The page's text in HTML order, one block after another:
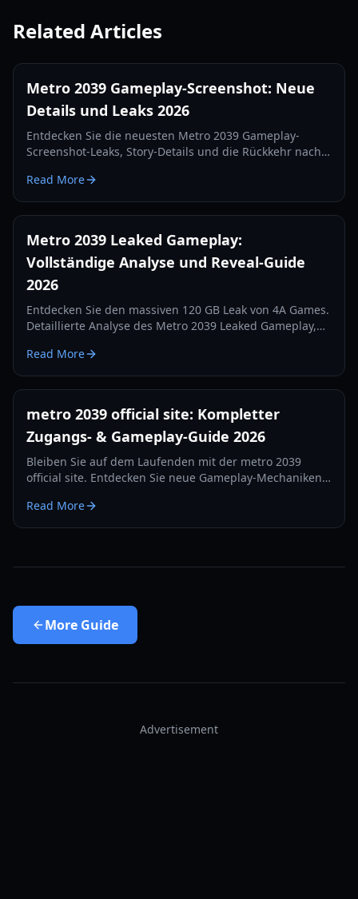
Related Articles
Metro 2039 Gameplay-Screenshot: Neue
Details und Leaks 2026
Entdecken Sie die neuesten Metro 2039 Gameplay-
Screenshot-Leaks, Story-Details und die Rückkehr nach
Games im Jahr 2026 wissen.
Read More
Metro 2039 Leaked Gameplay:
Vollständige Analyse und Reveal-Guide
2026
Entdecken Sie den massiven 120 GB Leak von 4A Games.
Detaillierte Analyse des Metro 2039 Leaked Gameplay,
Unreal Engine 5.
Read More
metro 2039 official site: Kompletter
Zugangs- & Gameplay-Guide 2026
Bleiben Sie auf dem Laufenden mit der metro 2039
official site. Entdecken Sie neue Gameplay-Mechaniken,
für die Veröffentlichung 2026.
Read More
More Guide
Advertisement